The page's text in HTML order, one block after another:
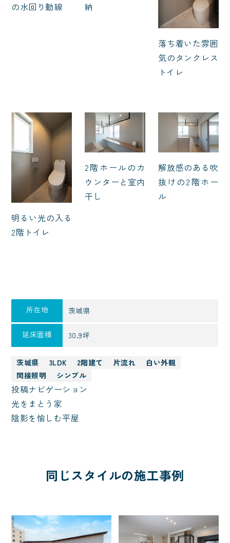
の水回り動線
納
落ち着いた雰囲
気のタンクレス
トイレ
明るい光の入る
2階トイレ
2階ホールのカ
ウンターと室内
干し
解放感のある吹
抜けの2階ホー
ル
所在地 茨城県
延床面積 30.9坪
茨城県 3LDK 2階建て 片流れ
白い外観
間接照明
シンプル
投稿ナビゲーション
光をまとう家
陰影を愉しむ平屋
同じスタイルの施工事例